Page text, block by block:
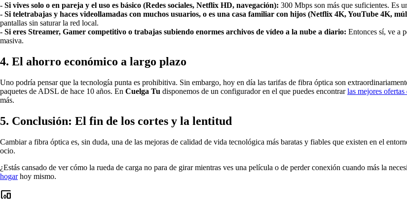
- Si vives solo o en pareja y el uso es básico (Redes sociales, Netflix HD, navegación): 300 Mbps son más que suficientes. Es
- Si teletrabajas y haces videollamadas con muchos usuarios, o es una casa familiar con hijos (Netflix 4K, YouTube 4K,
pantallas sin saturar la red local.
- Si eres Streamer, Gamer competitivo o trabajas subiendo enormes archivos de vídeo a la nube a diario: Entonces sí, ve a
masiva.
4. El ahorro económico a largo plazo
Uno podría pensar que la tecnología punta es prohibitiva. Sin embargo, hoy en día las tarifas de fibra óptica son
paquetes de ADSL de hace 10 años. En Cuelga Tu disponemos de un configurador en el que puedes encontrarlas mejores
más.
5. Conclusión: El fin de los cortes y la lentitud
Cambiar a fibra óptica es, sin duda, una de las mejoras de calidad de vida tecnológica más baratas y fiables que existen en el
ocio.
¿Estás cansado de ver cómo la rueda de carga no para de girar mientras ves una película o de perder conexión cuando más la
hogarhoy mismo.
devices_other